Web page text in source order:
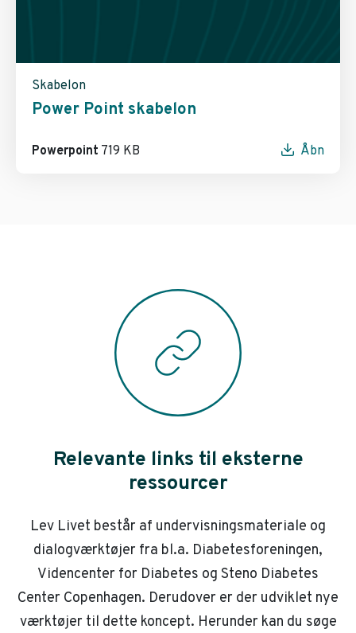
Skabelon
Power Point skabelon
Powerpoint 719 KB Åbn
Relevante links til eksterne
ressourcer
Lev Livet består af undervisningsmateriale og
dialogværktøjer fra bl.a. Diabetesforeningen,
Videncenter for Diabetes og Steno Diabetes
Center Copenhagen. Derudover er der udviklet nye
værktøjer til dette koncept. Herunder kan du søge